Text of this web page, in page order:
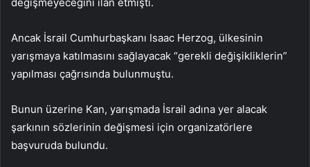
Ancak İsrail Cumhurbaşkanı Isaac Herzog, ülkesinin
yarışmaya katılmasını sağlayacak “gerekli değişikliklerin”
yapılması çağrısında bulunmuştu.
Bunun üzerine Kan, yarışmada İsrail adına yer alacak
şarkının sözlerinin değişmesi için organizatörlere
başvuruda bulundu.